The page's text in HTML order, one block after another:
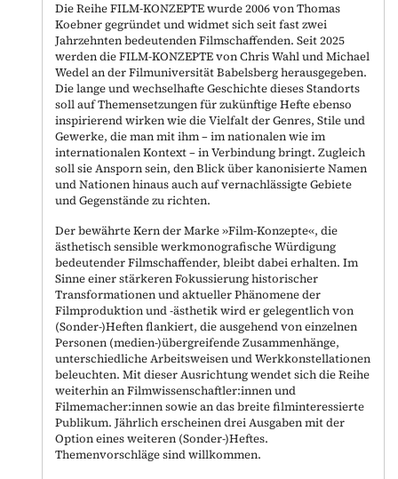
Die Reihe FILM-KONZEPTE wurde 2006 von Thomas
Koebner gegründet und widmet sich seit fast zwei
Jahrzehnten bedeutenden Filmschaffenden. Seit 2025
werden die FILM-KONZEPTE von Chris Wahl und Michael
Wedel an der Filmuniversität Babelsberg herausgegeben.
Die lange und wechselhafte Geschichte dieses Standorts
soll auf Themensetzungen für zukünftige Hefte ebenso
inspirierend wirken wie die Vielfalt der Genres, Stile und
Gewerke, die man mit ihm – im nationalen wie im
internationalen Kontext – in Verbindung bringt. Zugleich
soll sie Ansporn sein, den Blick über kanonisierte Namen
und Nationen hinaus auch auf vernachlässigte Gebiete
und Gegenstände zu richten.
Der bewährte Kern der Marke »Film-Konzepte«, die
ästhetisch sensible werkmonografische Würdigung
bedeutender Filmschaffender, bleibt dabei erhalten. Im
Sinne einer stärkeren Fokussierung historischer
Transformationen und aktueller Phänomene der
Filmproduktion und -ästhetik wird er gelegentlich von
(Sonder-)Heften flankiert, die ausgehend von einzelnen
Personen (medien-)übergreifende Zusammenhänge,
unterschiedliche Arbeitsweisen und Werkkonstellationen
beleuchten. Mit dieser Ausrichtung wendet sich die Reihe
weiterhin an Filmwissenschaftler:innen und
Filmemacher:innen sowie an das breite filminteressierte
Publikum. Jährlich erscheinen drei Ausgaben mit der
Option eines weiteren (Sonder-)Heftes.
Themenvorschläge sind willkommen.